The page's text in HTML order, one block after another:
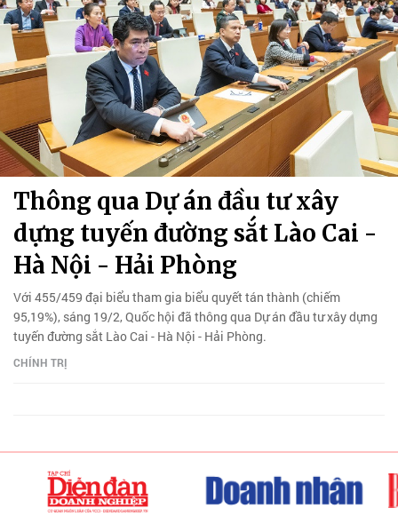
Thông qua Dự án đầu tư xây
dựng tuyến đường sắt Lào Cai -
Hà Nội - Hải Phòng
Với 455/459 đại biểu tham gia biểu quyết tán thành (chiếm
95,19%), sáng 19/2, Quốc hội đã thông qua Dự án đầu tư xây dựng
tuyến đường sắt Lào Cai - Hà Nội - Hải Phòng.
CHÍNH TRỊ